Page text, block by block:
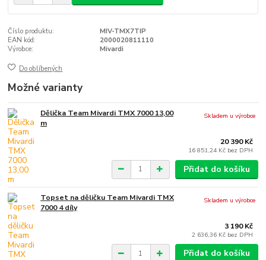
Číslo produktu:
MIV-TMX7TIP
EAN kód:
2000020811110
Výrobce:
Mivardi
Do oblíbených
Možné varianty
Dělička Team Mivardi TMX 7000 13,00
m
20 390 Kč
16 851,24 Kč bez DPH
Skladem u výrobce
Přidat do košíku
Topset na děličku Team Mivardi TMX
7000 4 díly
3 190 Kč
2 636,36 Kč bez DPH
Skladem u výrobce
Přidat do košíku